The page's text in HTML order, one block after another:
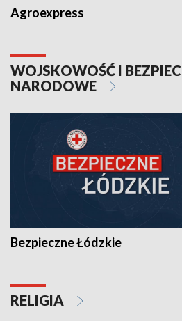
Agroexpress
WOJSKOWOŚĆ I
NARODOWE
Bezpieczne Łódzkie
RELIGIA